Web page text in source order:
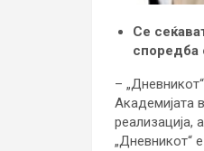
Се
споредба
–
Академијата
реализација,
„Дневникот“